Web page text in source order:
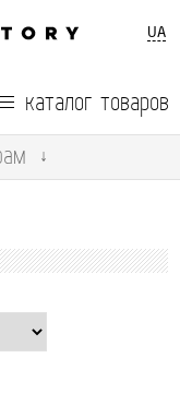
UA
каталог товаров
↓